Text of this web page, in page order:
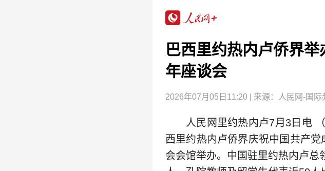
巴西里约热内卢侨界
年座谈会
2026年07月05日11:20 | 来源： 人民网-国际
人民网里约热内卢7月3日电
西里约热内卢侨界庆祝中国共产
会会馆举办。中国驻里约热内卢